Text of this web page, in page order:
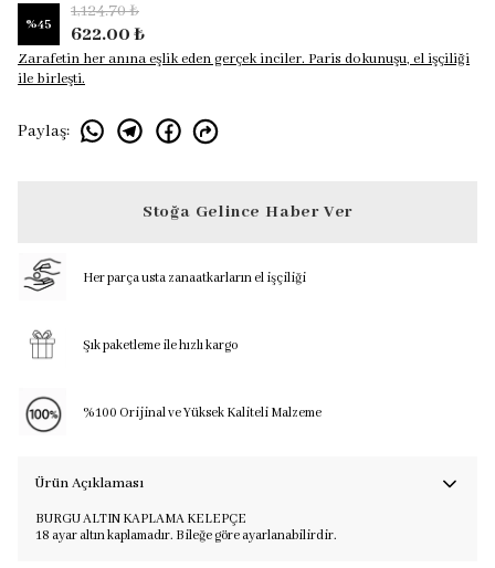
%45
1,124.70 ₺
622.00 ₺
Zarafetin her anına eşlik eden gerçek inciler. Paris dokunuşu, el işçiliği
ile birleşti.
Paylaş:
Stoğa Gelince Haber Ver
Her parça usta zanaatkarların el işçiliği
Şık paketleme ile hızlı kargo
%100 Orijinal ve Yüksek Kaliteli Malzeme
Ürün Açıklaması
BURGU ALTIN KAPLAMA KELEPÇE
18 ayar altın kaplamadır. Bileğe göre ayarlanabilirdir.